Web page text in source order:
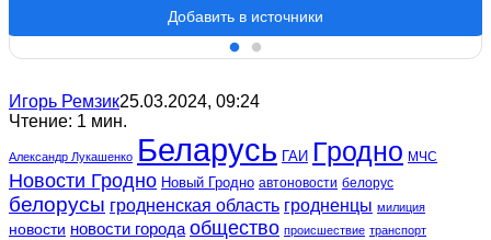
Добавить в источники
Игорь Ремзик25.03.2024, 09:24
Чтение: 1 мин.
Александр Лукашенко Беларусь ГАИ Гродно МЧС
Новости Гродно Новый Гродно автоновости белорус
белорусы гродненская область гродненцы милиция
новости новости города общество происшествие транспорт